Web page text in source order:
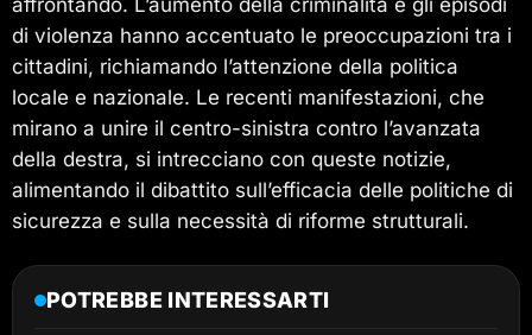
di violenza hanno accentuato le preoccupazioni tra i
cittadini, richiamando l’attenzione della politica
locale e nazionale. Le recenti manifestazioni, che
mirano a unire il centro-sinistra contro l’avanzata
della destra, si intrecciano con queste notizie,
alimentando il dibattito sull’efficacia delle politiche di
sicurezza e sulla necessità di riforme strutturali.
POTREBBE INTERESSARTI